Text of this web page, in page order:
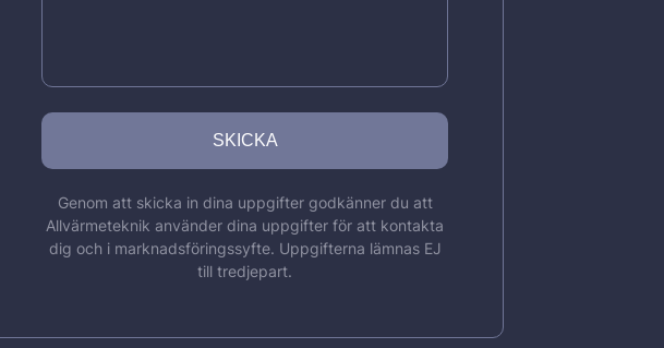
Genom att skicka in dina uppgifter godkänner du att
Allvärmeteknik använder dina uppgifter för att kontakta
dig och i marknadsföringssyfte. Uppgifterna lämnas EJ
till tredjepart.